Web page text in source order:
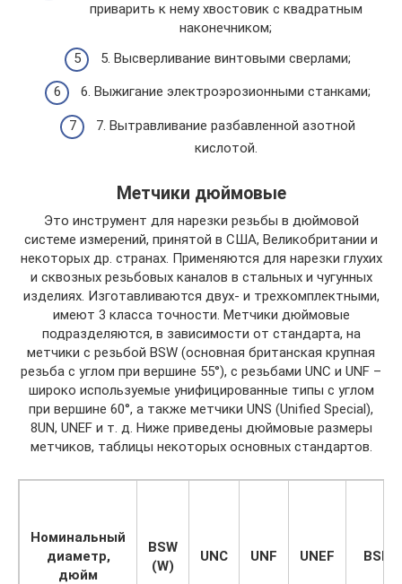
приварить к нему хвостовик с квадратным
наконечником;
5. Высверливание винтовыми сверлами;
6. Выжигание электроэрозионными станками;
7. Вытравливание разбавленной азотной
кислотой.
Метчики дюймовые
Это инструмент для нарезки резьбы в дюймовой
системе измерений, принятой в США, Великобритании и
некоторых др. странах. Применяются для нарезки глухих
и сквозных резьбовых каналов в стальных и чугунных
изделиях. Изготавливаются двух- и трехкомплектными,
имеют 3 класса точности. Метчики дюймовые
подразделяются, в зависимости от стандарта, на
метчики с резьбой BSW (основная британская крупная
резьба с углом при вершине 55°), с резьбами UNC и UNF –
широко используемые унифицированные типы с углом
при вершине 60°, а также метчики UNS (Unified Special),
8UN, UNEF и т. д. Ниже приведены дюймовые размеры
метчиков, таблицы некоторых основных стандартов.
Номинальный
диаметр,
дюйм
BSW
(W)
UNC UNF UNEF BSF